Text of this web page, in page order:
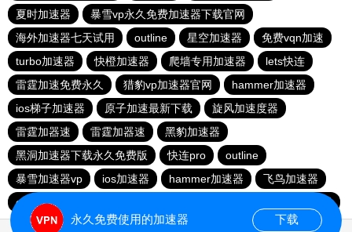
夏时加速器
暴雪vp永久免费加速器下载官网
海外加速器七天试用
outline 星空加速器
免费vqn加速
turbo加速器
快橙加速器 爬墙专用加速器
lets快连
雷霆加速免费永久
猎豹vp加速器官网
hammer加速器
ios梯子加速器
原子加速最新下载
旋风加速度器
雷霆加器速
雷霆加器速
黑豹加速器
黑洞加速器下载永久免费版
快连pro
outline
暴雪加速器vp
ios加速器 hammer加速器
飞鸟加速器
outline
黑洞nvp加速器
永久免费使用的加速器 下载